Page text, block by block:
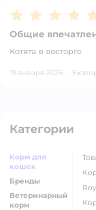
Рейтинг:5
Общие
Котята в восторге
19 января 2026 ·
Категории
Корм для
кошек
Бренды
Ветеринарный
корм